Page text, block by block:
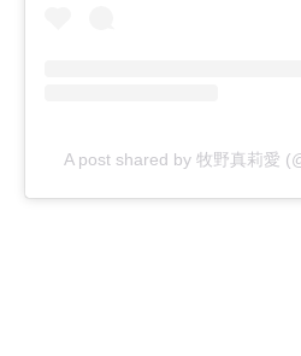
A post shared by 牧野真莉愛